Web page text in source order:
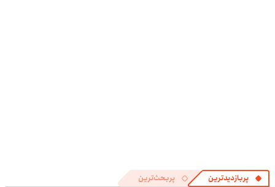
پربازدیدترین پربحث‌ترین